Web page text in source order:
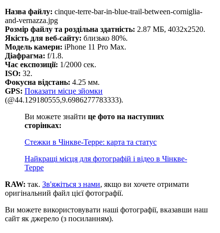
Назва файлу: cinque-terre-bar-in-blue-trail-between-corniglia-
and-vernazza.jpg
Розмір файлу та роздільна здатність: 2.87 МБ, 4032x2520.
Якість для веб-сайту: близько 80%.
Модель камери: iPhone 11 Pro Max.
Діафрагма: f/1.8.
Час експозиції: 1/2000 сек.
ISO: 32.
Фокусна відстань: 4.25 мм.
GPS: Показати місце зйомки
(@44.129180555,9.6986277783333).
Ви можете знайти це фото на наступних
сторінках:
Стежки в Чінкве-Терре: карта та статус
Найкращі місця для фотографій і відео в Чінкве-
Терре
RAW: так. Зв'яжіться з нами, якщо ви хочете отримати
оригінальний файл цієї фотографії.
Ви можете використовувати наші фотографії, вказавши наш
сайт як джерело (з посиланням).